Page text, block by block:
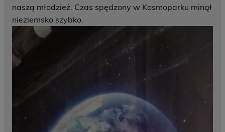
naszą młodzież. Czas spędzony w Kosmoparku minął
nieziemsko szybko.